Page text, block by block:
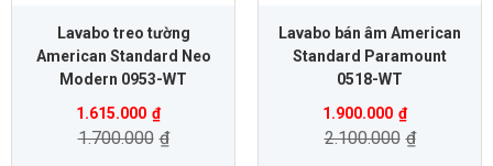
Lavabo treo tường
American Standard Neo
Modern 0953-WT
1.615.000 ₫
1.700.000 ₫
Lavabo bán âm American
Standard Paramount
0518-WT
1.900.000 ₫
2.100.000 ₫